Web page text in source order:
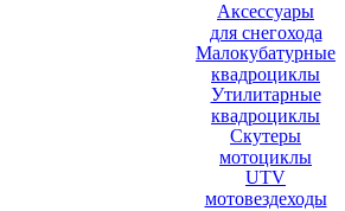
Аксессуары
для снегохода
Малокубатурные
квадроциклы
Утилитарные
квадроциклы
Скутеры
мотоциклы
UTV
мотовездеходы